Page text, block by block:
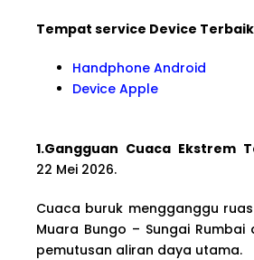
Tempat service Device
Handphone Android
Device Apple
1.Gangguan Cuaca Ekstrem
22 Mei 2026.
Cuaca buruk mengganggu
Muara Bungo – Sungai Rumbai
pemutusan aliran daya utama.